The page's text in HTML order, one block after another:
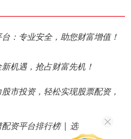
：专业安全，助您财富增值！
机遇，抢占财富先机！
市投资，轻松实现股票配资，
配资平台排行榜 | 选